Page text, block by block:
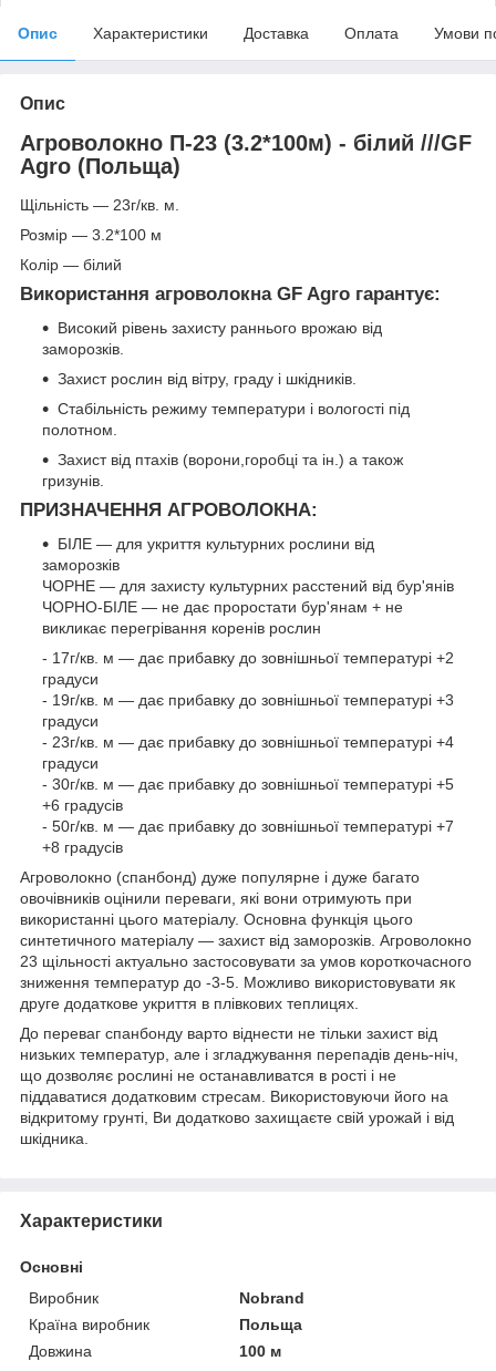
Опис Характеристики Доставка Оплата Умови
Опис
Агроволокно П-23 (3.2*100м) - білий ///GF
Agro (Польща)
Щільність ― 23г/кв. м.
Розмір ― 3.2*100 м
Колір ― білий
Використання агроволокна GF Agro гарантує:
Високий рівень захисту раннього врожаю від
заморозків.
Захист рослин від вітру, граду і шкідників.
Стабільність режиму температури і вологості під
полотном.
Захист від птахів (ворони,горобці та ін.) а також
гризунів.
ПРИЗНАЧЕННЯ АГРОВОЛОКНА:
БІЛЕ ― для укриття культурних рослини від
заморозків
ЧОРНЕ ― для захисту культурних расстений від бур'янів
ЧОРНО-БІЛЕ ― не дає проростати бур'янам + не
викликає перегрівання коренів рослин
- 17г/кв. м ― дає прибавку до зовнішньої температурі +2
градуси
- 19г/кв. м ― дає прибавку до зовнішньої температурі +3
градуси
- 23г/кв. м ― дає прибавку до зовнішньої температурі +4
градуси
- 30г/кв. м ― дає прибавку до зовнішньої температурі +5
+6 градусів
- 50г/кв. м ― дає прибавку до зовнішньої температурі +7
+8 градусів
Агроволокно (спанбонд) дуже популярне і дуже багато
овочівників оцінили переваги, які вони отримують при
використанні цього матеріалу. Основна функція цього
синтетичного матеріалу ― захист від заморозків. Агроволокно
23 щільності актуально застосовувати за умов короткочасного
зниження температур до -3-5. Можливо використовувати як
друге додаткове укриття в плівкових теплицях.
До переваг спанбонду варто віднести не тільки захист від
низьких температур, але і згладжування перепадів день-ніч,
що дозволяє рослині не останавливатся в рості і не
піддаватися додатковим стресам. Використовуючи його на
відкритому грунті, Ви додатково захищаєте свій урожай і від
шкідника.
Характеристики
Основні
Виробник
Nobrand
Країна виробник
Польща
Довжина
100 м